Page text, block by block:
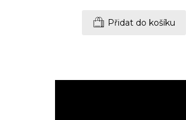
Přidat do košíku